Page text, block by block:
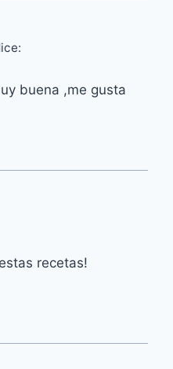
buena ,me gusta
recetas!